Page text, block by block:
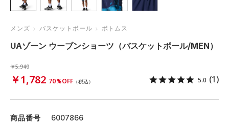
メンズ バスケットボール ボトムス
UAゾーン ウーブンショーツ（バスケットボール/MEN）
￥5,940
￥1,782 70％OFF （税込） 5.0 (1)
商品番号
6007866